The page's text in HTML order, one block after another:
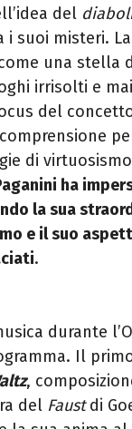
del
i suoi misteri.
una stella
irrisolti e
del
di
ha
la sua
e il suo
.
durante
Il
,
del Faustdi